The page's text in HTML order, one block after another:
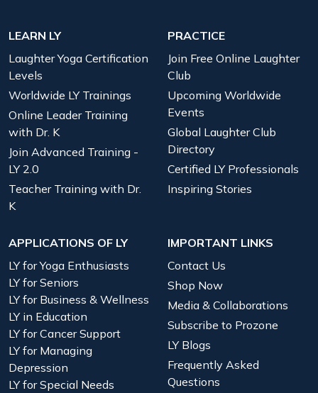
LEARN LY
Laughter Yoga Certification
Levels
Worldwide LY Trainings
Online Leader Training
with Dr. K
Join Advanced Training -
LY 2.0
Teacher Training with Dr.
K
PRACTICE
Join Free Online Laughter
Club
Upcoming Worldwide
Events
Global Laughter Club
Directory
Certified LY Professionals
Inspiring Stories
APPLICATIONS OF LY
LY for Yoga Enthusiasts
LY for Seniors
LY for Business & Wellness
LY in Education
LY for Cancer Support
LY for Managing
Depression
LY for Special Needs
IMPORTANT LINKS
Contact Us
Shop Now
Media & Collaborations
Subscribe to Prozone
LY Blogs
Frequently Asked
Questions